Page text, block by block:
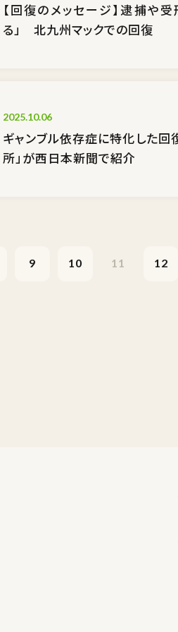
【回復のメッセージ】逮捕や
る」 北九州マックでの回復
2025.10.06
ギャンブル依存症に特化した回
所」が西日本新聞で紹介
9 10 11 12